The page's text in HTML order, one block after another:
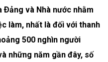
và Nhà nước nhằm
làm, nhất là đối với thanh
500 nghìn người
những năm gần đây, số